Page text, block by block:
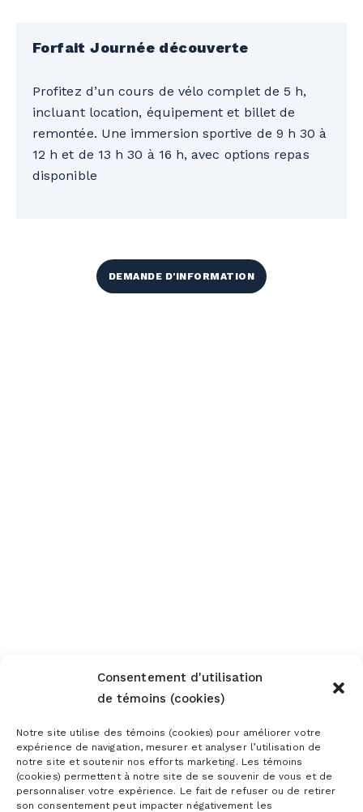
Consentement d'utilisation
de témoins (cookies)
Notre site utilise des témoins (cookies) pour améliorer votre
expérience de navigation, mesurer et analyser l’utilisation de
notre site et soutenir nos efforts marketing. Les témoins
(cookies) permettent à notre site de se souvenir de vous et de
personnaliser votre expérience. Le fait de refuser ou de retirer
son consentement peut impacter négativement les
Forfait Journée découverte
Profitez d’un cours de vélo complet de 5 h,
incluant location, équipement et billet de
remontée. Une immersion sportive de 9 h 30 à
12 h et de 13 h 30 à 16 h, avec options repas
disponible
DEMANDE D'INFORMATION